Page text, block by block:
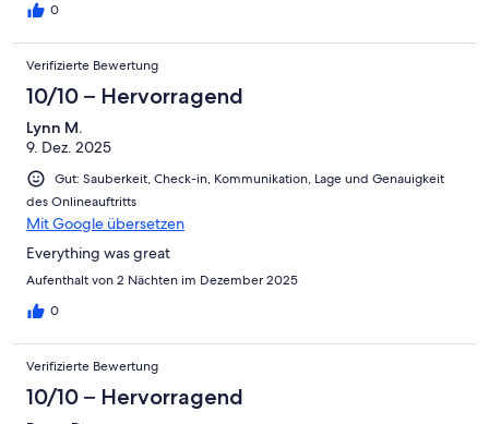
0
Verifizierte Bewertung
10/10 – Hervorragend
Lynn M.
9. Dez. 2025
Gut: Sauberkeit, Check-in, Kommunikation, Lage und Genauigkeit
des Onlineauftritts
Mit Google übersetzen
Everything was great
Aufenthalt von 2 Nächten im Dezember 2025
0
Verifizierte Bewertung
10/10 – Hervorragend